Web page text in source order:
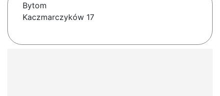
Bytom
Kaczmarczyków 17